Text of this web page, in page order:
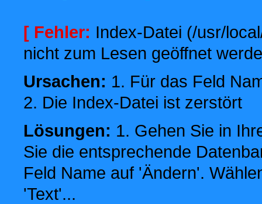
[ Fehler: Index-Datei (/usr/
nicht zum Lesen geöffnet
Ursachen: 1. Für das Feld
2. Die Index-Datei ist zerstört
Lösungen: 1. Gehen Sie in
Sie die entsprechende
Feld Name auf 'Ändern'.
'Text'...